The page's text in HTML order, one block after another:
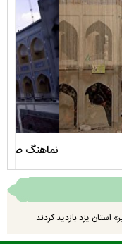
استان یزد بازدید کردند